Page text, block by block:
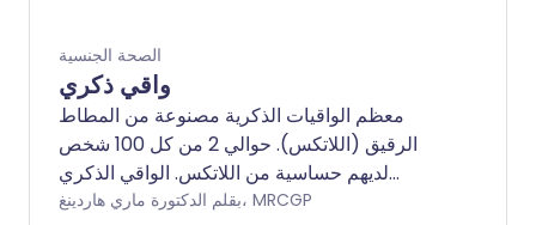
الصحة الجنسية
واقي ذكري
معظم الواقيات الذكرية مصنوعة من المطاط
الرقيق (اللاتكس). حوالي 2 من كل 100 شخص
لديهم حساسية من اللاتكس. الواقي الذكري
بقلم الدكتورة ماري هاردينغ، MRCGP